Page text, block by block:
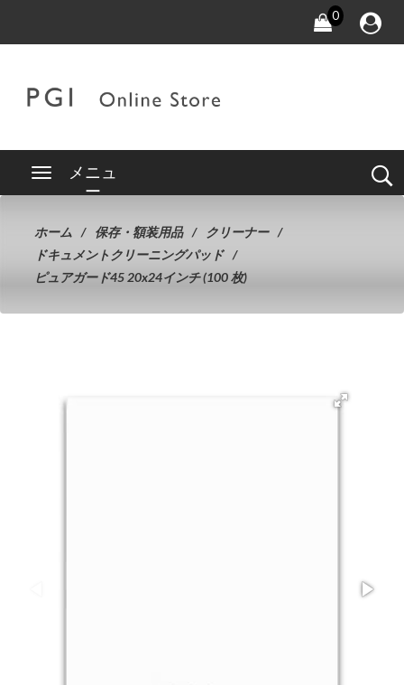
0
メニュ
ー
ホーム 保存・額装用品
クリーナー
ドキュメントクリーニングパッド
ピュアガード45 20x24インチ (100 枚)